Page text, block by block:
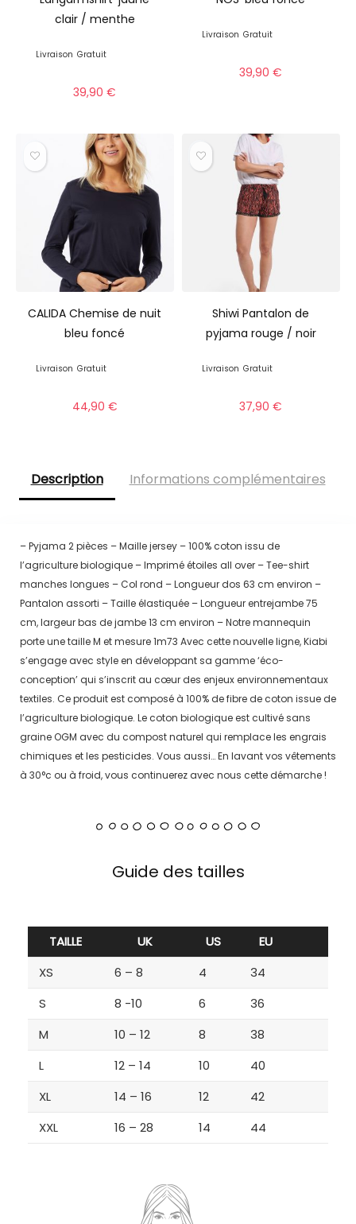
clair / menthe
Livraison Gratuit
39,90€
Livraison Gratuit
39,90€
CALIDA Chemise de nuit
bleu foncé
Livraison Gratuit
44,90 €
Shiwi Pantalon de
pyjama rouge / noir
Livraison Gratuit
37,90€
Description Informations complémentaires
– Pyjama 2 pièces – Maille jersey – 100% coton issu de
l’agriculture biologique – Imprimé étoiles all over – Tee-shirt
manches longues – Col rond – Longueur dos 63 cm environ –
Pantalon assorti – Taille élastiquée – Longueur entrejambe 75
cm, largeur bas de jambe 13 cm environ – Notre mannequin
porte une taille M et mesure 1m73 Avec cette nouvelle ligne, Kiabi
s’engage avec style en développant sa gamme ‘éco-
conception’ qui s’inscrit au cœur des enjeux environnementaux
textiles. Ce produit est composé à 100% de fibre de coton issue de
l’agriculture biologique. Le coton biologique est cultivé sans
graine OGM avec du compost naturel qui remplace les engrais
chimiques et les pesticides. Vous aussi… En lavant vos vêtements
à 30°c ou à froid, vous continuerez avec nous cette démarche !
Guide des tailles
TAILLE UK US
EU
XS
6 – 8 4
34
S
8 -10 6
36
M
10 – 12 8
38
L
12 – 14 10
40
XL
14 – 16 12
42
XXL
16 – 28 14 44